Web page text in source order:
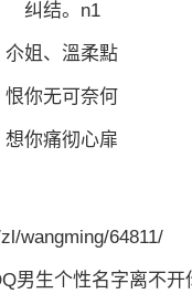
纠结。n1
尒姐、溫柔點
恨你无可奈何
想你痛彻心扉
wangming/64811/
男生个性名字离不